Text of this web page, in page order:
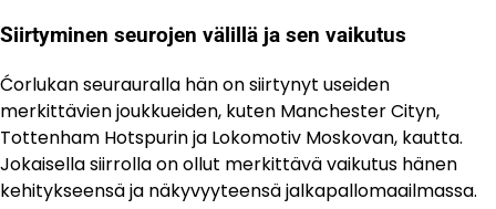
Siirtyminen seurojen välillä ja sen vaikutus
Ćorlukan seurauralla hän on siirtynyt useiden
merkittävien joukkueiden, kuten Manchester Cityn,
Tottenham Hotspurin ja Lokomotiv Moskovan, kautta.
Jokaisella siirrolla on ollut merkittävä vaikutus hänen
kehitykseensä ja näkyvyyteensä jalkapallomaailmassa.